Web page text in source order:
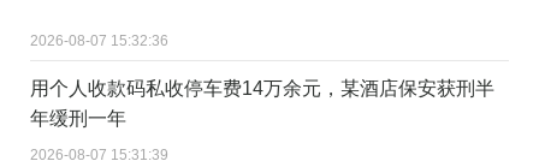
2026-08-07 15:32:36
用个人收款码私收停车费14万余元，某酒店保安获刑半
年缓刑一年
2026-08-07 15:31:39